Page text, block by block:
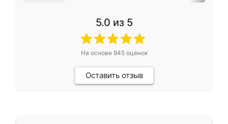
5.0 из 5
На основе 945оценок
Оставить отзыв